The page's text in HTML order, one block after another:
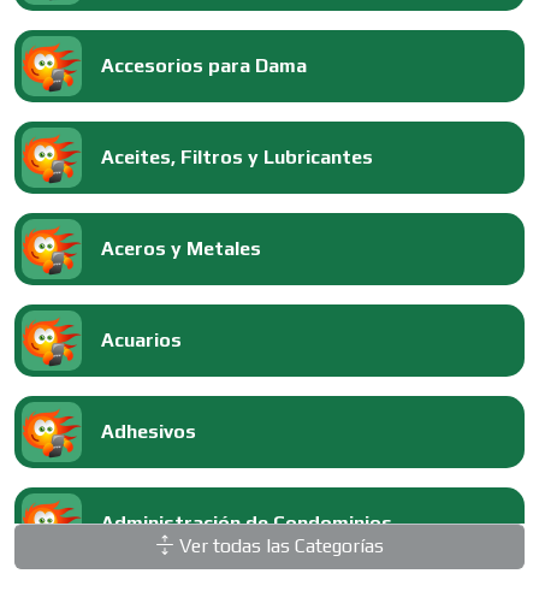
Accesorios para Dama
Aceites, Filtros y Lubricantes
Aceros y Metales
Acuarios
Adhesivos
Administración de Condominios
Ver todas las Categorías